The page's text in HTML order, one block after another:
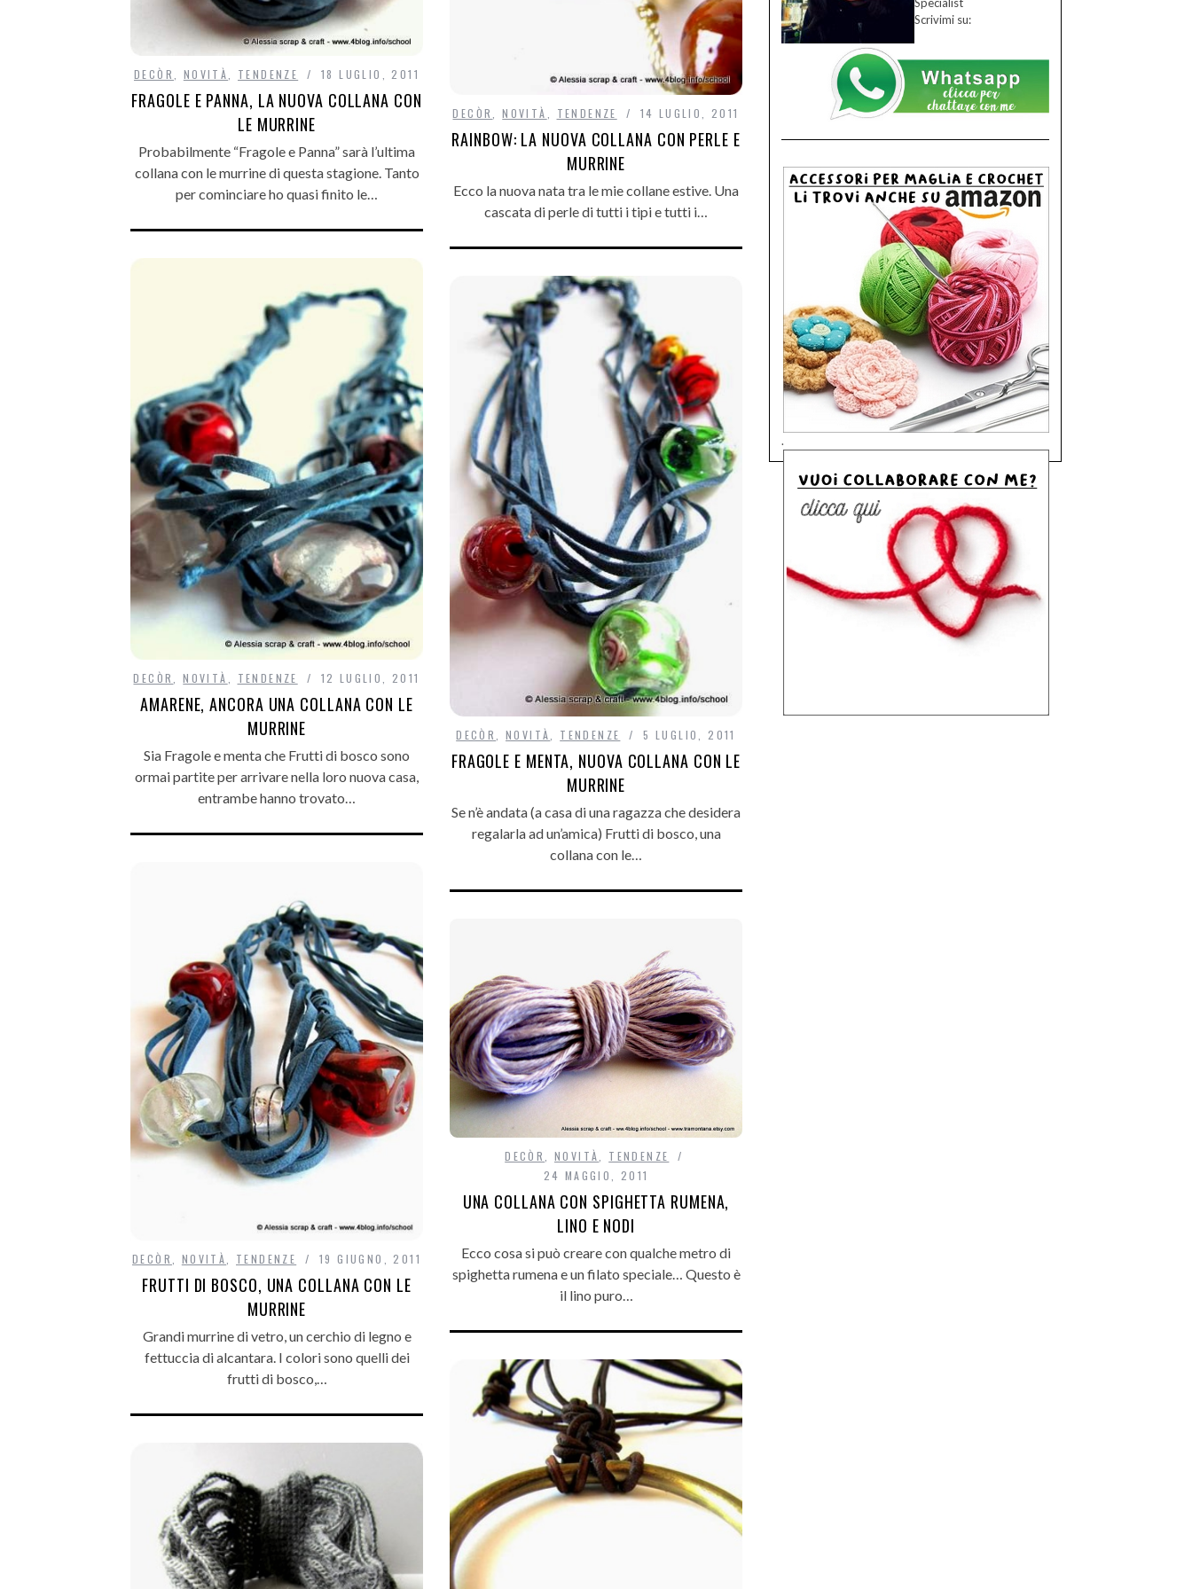
DECÒR, NOVITÀ, TENDENZE 18 LUGLIO, 2011
FRAGOLE E PANNA, LA NUOVA COLLANA CON
LE MURRINE
Probabilmente “Fragole e Panna” sarà l’ultima
collana con le murrine di questa stagione. Tanto
per cominciare ho quasi finito le…
DECÒR ,NOVITÀ TENDENZE 14 LUGLIO, 2011
RAINBOW: LA NUOVA COLLANA CON PERLE E
MURRINE
Ecco la nuova nata tra le mie collane estive. Una
cascata di perle di tutti i tipi e tutti i…
DECÒR ,NOVITÀ TENDENZE 12 LUGLIO, 2011
AMARENE, ANCORA UNA COLLANA CON LE
MURRINE
Sia Fragole e menta che Frutti di bosco sono
ormai partite per arrivare nella loro nuova casa,
entrambe hanno trovato…
DECÒR NOVITÀ TENDENZE 5 LUGLIO, 2011
FRAGOLE E MENTA, NUOVA COLLANA CON LE
MURRINE
Se n’è andata (a casa di una ragazza che desidera
regalarla ad un’amica) Frutti di bosco, una
collana con le…
DECÒR NOVITÀ TENDENZE 19 GIUGNO, 2011
FRUTTI DI BOSCO, UNA COLLANA CON LE
MURRINE
Grandi murrine di vetro, un cerchio di legno e
fettuccia di alcantara. I colori sono quelli dei
frutti di bosco,…
DECÒR NOVITÀ
TENDENZE
24 MAGGIO, 2011
UNA COLLANA CON SPIGHETTA RUMENA,
LINO E NODI
Ecco cosa si può creare con qualche metro di
spighetta rumena e un filato speciale… Questo è
il lino puro…
Scrivimi su:
.